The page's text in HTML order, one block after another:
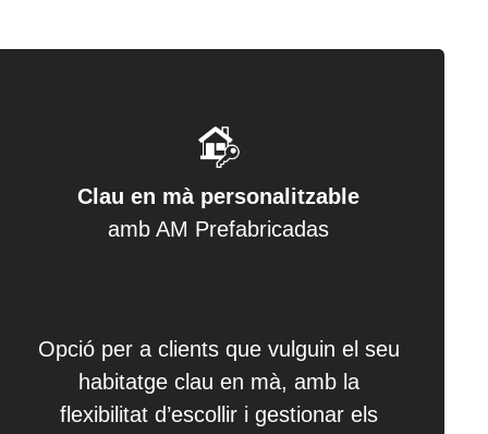
Clau en mà personalitzable
amb AM Prefabricadas
Opció per a clients que vulguin el seu
habitatge clau en mà, amb la
flexibilitat d’escollir i gestionar els